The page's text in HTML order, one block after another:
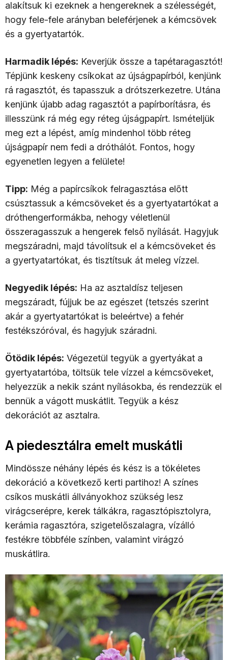
alakítsuk ki ezeknek a hengereknek a szélességét,
hogy fele-fele arányban beleférjenek a kémcsövek
és a gyertyatartók.
Harmadik lépés: Keverjük össze a tapétaragasztót!
Tépjünk keskeny csíkokat az újságpapírból, kenjünk
rá ragasztót, és tapasszuk a drótszerkezetre. Utána
kenjünk újabb adag ragasztót a papírborításra, és
illesszünk rá még egy réteg újságpapírt. Ismételjük
meg ezt a lépést, amíg mindenhol több réteg
újságpapír nem fedi a dróthálót. Fontos, hogy
egyenetlen legyen a felülete!
Tipp: Még a papírcsíkok felragasztása előtt
csúsztassuk a kémcsöveket és a gyertyatartókat a
dróthengerformákba, nehogy véletlenül
összeragasszuk a hengerek felső nyílását. Hagyjuk
megszáradni, majd távolítsuk el a kémcsöveket és
a gyertyatartókat, és tisztítsuk át meleg vízzel.
Negyedik lépés: Ha az asztaldísz teljesen
megszáradt, fújjuk be az egészet (tetszés szerint
akár a gyertyatartókat is beleértve) a fehér
festékszóróval, és hagyjuk száradni.
Ötödik lépés: Végezetül tegyük a gyertyákat a
gyertyatartóba, töltsük tele vízzel a kémcsöveket,
helyezzük a nekik szánt nyílásokba, és rendezzük el
bennük a vágott muskátlit. Tegyük a kész
dekorációt az asztalra.
A piedesztálra emelt muskátli
Mindössze néhány lépés és kész is a tökéletes
dekoráció a következő kerti partihoz! A színes
csíkos muskátli állványokhoz szükség lesz
virágcserépre, kerek tálkákra, ragasztópisztolyra,
kerámia ragasztóra, szigetelőszalagra, vízálló
festékre többféle színben, valamint virágzó
muskátlira.